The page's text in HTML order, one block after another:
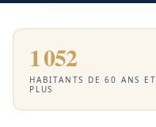
1 052
HABITANTS DE 60 ANS ET
PLUS